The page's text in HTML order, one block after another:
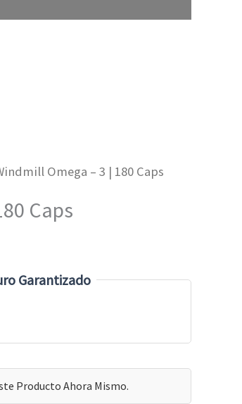
Omega – 3 | 180 Caps
Caps
Garantizado
Producto Ahora Mismo.